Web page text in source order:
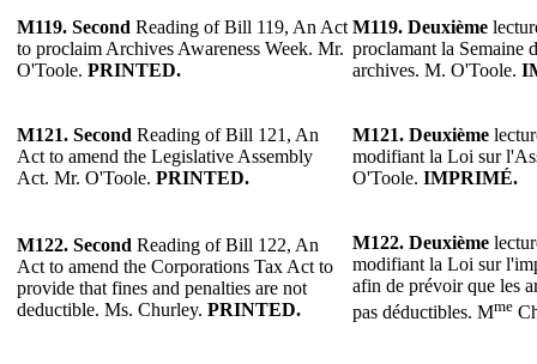
M119. Second Reading of Bill 119, An Act
to proclaim Archives Awareness Week. Mr.
O'Toole. PRINTED.
M119. Deuxième
proclamant la Semaine
archives. M. O'Toole.
M121. Second Reading of Bill 121, An
Act to amend the Legislative Assembly
Act. Mr. O'Toole. PRINTED.
M121. Deuxième
modifiant la Loi sur
O'Toole. IMPRIMÉ.
M122. Second Reading of Bill 122, An
Act to amend the Corporations Tax Act to
provide that fines and penalties are not
deductible. Ms. Churley. PRINTED.
M122. Deuxième
modifiant la Loi sur
afin de prévoir que les
pas déductibles. Mme